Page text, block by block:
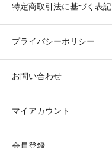
特定商取引法に基づく表記
プライバシーポリシー
お問い合わせ
マイアカウント
会員登録